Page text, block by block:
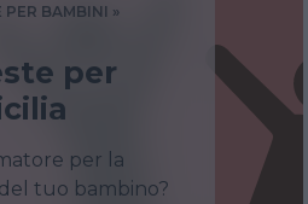
PER BAMBINI
per
per la
tuo bambino?